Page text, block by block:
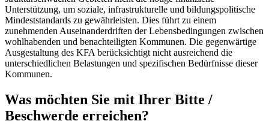
Unterstützung, um soziale, infrastrukturelle und bildungspolitische
Mindeststandards zu gewährleisten. Dies führt zu einem
zunehmenden Auseinanderdriften der Lebensbedingungen zwischen
wohlhabenden und benachteiligten Kommunen. Die gegenwärtige
Ausgestaltung des KFA berücksichtigt nicht ausreichend die
unterschiedlichen Belastungen und spezifischen Bedürfnisse dieser
Kommunen.
Was möchten Sie mit Ihrer Bitte /
Beschwerde erreichen?